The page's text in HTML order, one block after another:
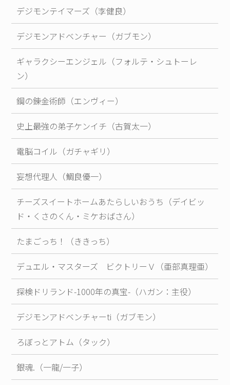
デジモンテイマーズ（李健良）
デジモンアドベンチャー（ガブモン）
ギャラクシーエンジェル（フォルテ・シュトーレ
ン）
鋼の錬金術師（エンヴィー）
史上最強の弟子ケンイチ（古賀太一）
電脳コイル（ガチャギリ）
妄想代理人（鯛良優一）
チーズスイートホームあたらしいおうち（デイビッ
ド・くさのくん・ミケおばさん）
たまごっち！（ききっち）
デュエル・マスターズ ビクトリーＶ（亜部真理亜）
探検ドリランド-1000年の真宝-（ハガン：主役）
デジモンアドベンチャーti（ガブモン）
ろぼっとアトム（タック）
銀魂.（一龍/一子）